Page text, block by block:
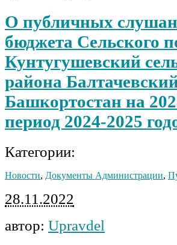
О публичных
бюджета Сельского
Кунтугушевский
района
Башкортостан на
период 2024-2025
Категории:
Новости, Документы Администрации,
28.11.2022
автор: Upravdel